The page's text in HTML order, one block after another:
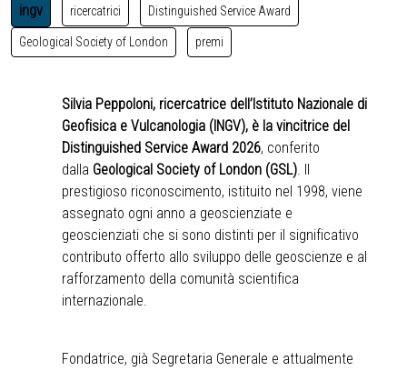
ingv ricercatrici Distinguished Service Award
Geological Society of London premi
Silvia Peppoloni, ricercatrice dell’Istituto Nazionale di
Geofisica e Vulcanologia (INGV), è la vincitrice del
Distinguished Service Award 2026, conferito
dalla Geological Society of London (GSL). Il
prestigioso riconoscimento, istituito nel 1998, viene
assegnato ogni anno a geoscienziate e
geoscienziati che si sono distinti per il significativo
contributo offerto allo sviluppo delle geoscienze e al
rafforzamento della comunità scientifica
internazionale.
Fondatrice, già Segretaria Generale e attualmente